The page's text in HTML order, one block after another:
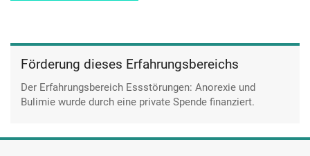
Förderung dieses Erfahrungsbereichs
Der Erfahrungsbereich Essstörungen: Anorexie und
Bulimie wurde durch eine private Spende finanziert.